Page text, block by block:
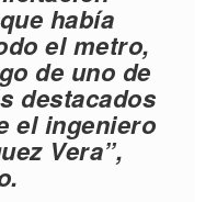
había
el metro,
de uno de
destacados
el ingeniero
Vera”,